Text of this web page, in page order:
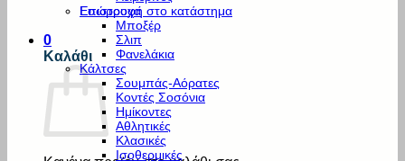
Επιστροφή στο κατάστημα
0
Καλάθι
Εσώρουχα
Μποξέρ
Σλιπ
Φανελάκια
Κάλτσες
Σουμπάς-Αόρατες
Κοντές Σοσόνια
Ημίκοντες
Αθλητικές
Κλασικές
Ισοθερμικές